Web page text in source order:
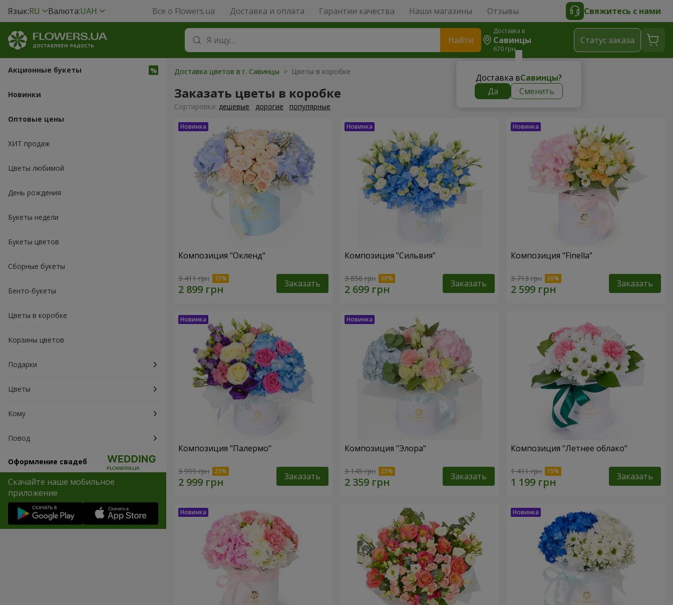
Язык:RU Валюта:UAH Все о Flowers.ua Доставка и оплата Гарантии качества Наши магазины Отзывы Свяжитесь с нами
Найти
Доставка в
Савинцы
670 грн
Доставка вСавинцы?
Да
Сменить
Cтатус заказа
Акционные букеты
Новинки
Оптовые цены
ХИТ продаж
Цветы любимой
День рождения
Букеты недели
Букеты цветов
Сборные букеты
Бенто-букеты
Цветы в коробке
Корзины цветов
Подарки
Цветы
Кому
Повод
Оформление свадеб
Скачайте наше мобильное
приложение
Доставка цветов в г. Савинцы > Цветы в коробке
Заказать цветы в коробке
Cортировка: дешевые дорогие популярные
Композиция "Окленд"
3 411 грн Заказать
Композиция "Сильвия"
3 856 грн Заказать
Композиция "Finella"
3 713 грн Заказать
Композиция "Палермо"
3 999 грн Заказать
Композиция "Элора"
3 145 грн Заказать
Композиция "Летнее облако"
1 411 грн Заказать